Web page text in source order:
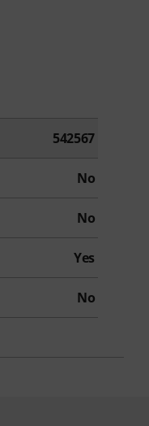
542567
No
No
Yes
No